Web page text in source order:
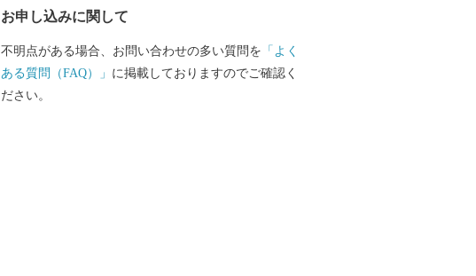
お申し込みに関して
不明点がある場合、お問い合わせの多い質問を 「よく
ある質問（FAQ）」 に掲載しておりますのでご確認く
ださい。